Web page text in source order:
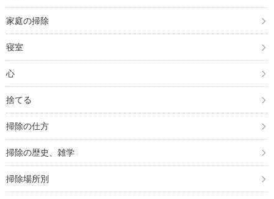
家庭の掃除
寝室
心
捨てる
掃除の仕方
掃除の歴史、雑学
掃除場所別